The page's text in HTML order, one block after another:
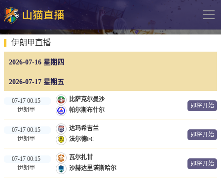
导
网站首页
足球直播
英超
德甲
西甲
欧冠杯
伊朗甲直播
2026-07-16 星期四
2026-07-17 星期五
07-17 00:15
伊朗甲
比萨克尔曼沙
帕尔斯布什尔
即将开始
07-17 00:15
伊朗甲
达玛希吉兰
法尔德FC
即将开始
07-17 00:15
伊朗甲
瓦尔扎甘
沙赫达里诺斯哈尔
即将开始